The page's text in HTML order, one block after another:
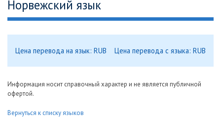
Норвежский язык
Цена перевода на язык: RUB Цена перевода с языка: RUB
Информация носит справочный характер и не является публичной
офертой.
Вернуться к списку языков